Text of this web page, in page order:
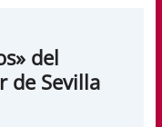
del
de Sevilla